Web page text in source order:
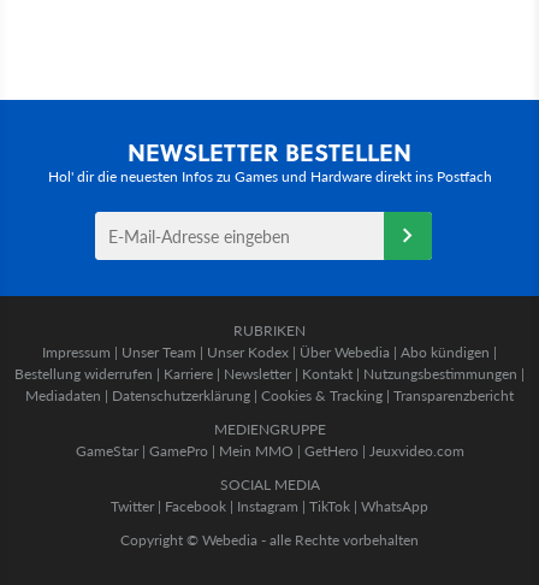
NEWSLETTER BESTELLEN
Hol' dir die neuesten Infos zu Games und Hardware direkt ins Postfach
RUBRIKEN
Impressum | Unser Team | Unser Kodex | Über Webedia | Abo kündigen |
Bestellung widerrufen | Karriere | Newsletter | Kontakt | Nutzungsbestimmungen |
Mediadaten | Datenschutzerklärung | Cookies & Tracking | Transparenzbericht
MEDIENGRUPPE
GameStar| GamePro | Mein MMO | GetHero | Jeuxvideo.com
SOCIAL MEDIA
Twitter | Facebook | Instagram | TikTok | WhatsApp
Copyright © Webedia - alle Rechte vorbehalten